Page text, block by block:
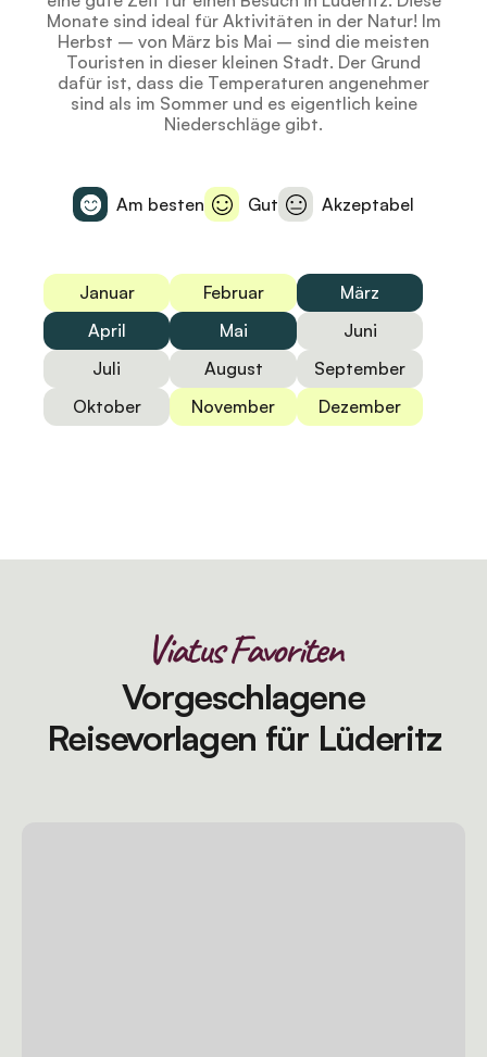
Monate sind ideal für Aktivitäten in der Natur! Im
Herbst – von März bis Mai – sind die meisten
Touristen in dieser kleinen Stadt. Der Grund
dafür ist, dass die Temperaturen angenehmer
sind als im Sommer und es eigentlich keine
Niederschläge gibt.
Am besten Gut Akzeptabel
Januar Februar
März
April
Mai
Juni
Juli
August
September
Oktober
November Dezember
Viatus Favoriten
Vorgeschlagene
Reisevorlagen für Lüderitz